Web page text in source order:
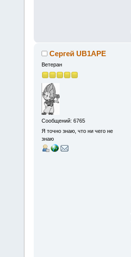
Сергей UB1APE
Ветеран
Сообщений: 6765
Я точно знаю, что ни чего не
знаю